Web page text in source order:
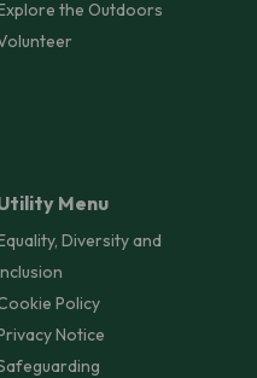
the Outdoors
Menu
Diversity and
Policy
Notice